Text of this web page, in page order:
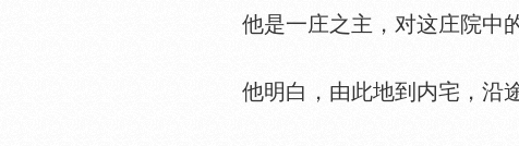
他是一庄之主，对这庄院中的
他明白，由此地到内宅，沿途